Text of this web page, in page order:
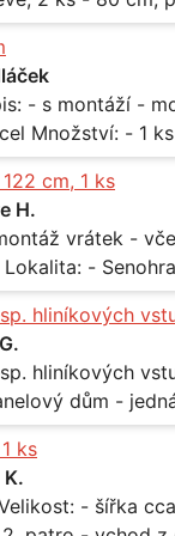
cm, 1 ks
H.
hliníkových
- včtetně prosklení a
dveře umístěné v
-
- 8 ks Lokalita: - 7, 9, 11,
ceny a termínu
ks